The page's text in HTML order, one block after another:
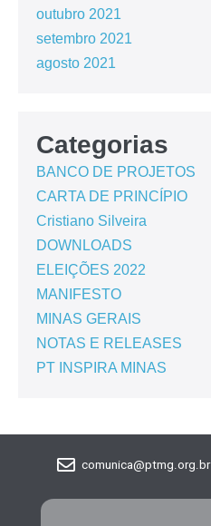
outubro 2021
setembro 2021
agosto 2021
Categorias
BANCO DE PROJETOS
CARTA DE PRINCÍPIO
Cristiano Silveira
DOWNLOADS
ELEIÇÕES 2022
MANIFESTO
MINAS GERAIS
NOTAS E RELEASES
PT INSPIRA MINAS
comunica@ptmg.org.br